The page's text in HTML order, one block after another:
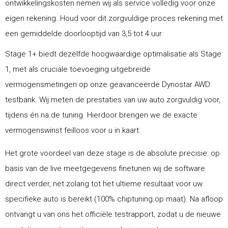
ontwikkelingskosten nemen wij als service volledig voor onze
eigen rekening. Houd voor dit zorgvuldige proces rekening met
een gemiddelde doorlooptijd van 3,5 tot 4 uur.
Stage 1+ biedt dezelfde hoogwaardige optimalisatie als Stage
1, met als cruciale toevoeging uitgebreide
vermogensmetingen op onze geavanceerde Dynostar AWD
testbank. Wij meten de prestaties van uw auto zorgvuldig voor,
tijdens én na de tuning. Hierdoor brengen we de exacte
vermogenswinst feilloos voor u in kaart.
Het grote voordeel van deze stage is de absolute precisie: op
basis van de live meetgegevens finetunen wij de software
direct verder, net zolang tot het ultieme resultaat voor uw
specifieke auto is bereikt (100% chiptuning op maat). Na afloop
ontvangt u van ons het officiële testrapport, zodat u de nieuwe